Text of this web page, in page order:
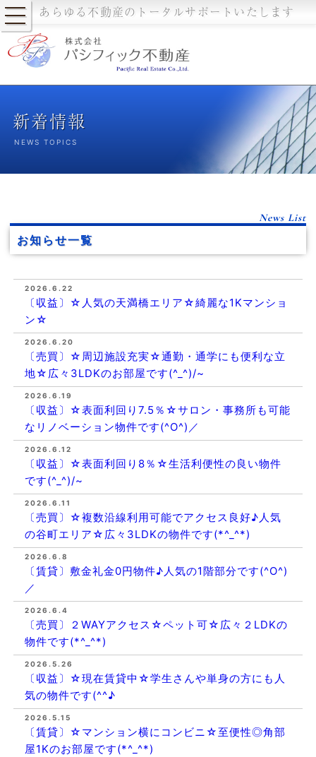
あらゆる不動産のトータルサポートいたします
新着情報
NEWS TOPICS
News List
お知らせ一覧
2026.6.22
〔収益〕☆人気の天満橋エリア☆綺麗な1Kマンショ
ン☆
2026.6.20
〔売買〕☆周辺施設充実☆通勤・通学にも便利な立
地☆広々3LDKのお部屋です(^_^)/~
2026.6.19
〔収益〕☆表面利回り7.5％☆サロン・事務所も可能
なリノベーション物件です(^O^)／
2026.6.12
〔収益〕☆表面利回り8％☆生活利便性の良い物件
です(^_^)/~
2026.6.11
〔売買〕☆複数沿線利用可能でアクセス良好♪人気
の谷町エリア☆広々3LDKの物件です(*^_^*)
2026.6.8
〔賃貸〕敷金礼金0円物件♪人気の1階部分です(^O^)
／
2026.6.4
〔売買〕２WAYアクセス☆ペット可☆広々２LDKの
物件です(*^_^*)
2026.5.26
〔収益〕☆現在賃貸中☆学生さんや単身の方にも人
気の物件です(^^♪
2026.5.15
〔賃貸〕☆マンション横にコンビニ☆至便性◎角部
屋1Kのお部屋です(*^_^*)